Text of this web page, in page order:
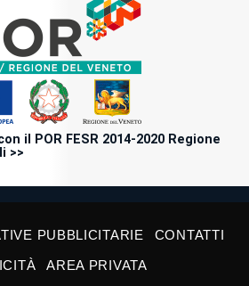
il POR FESR 2014-2020 Regione
>>
PUBBLICITARIE
CONTATTI
AREA PRIVATA